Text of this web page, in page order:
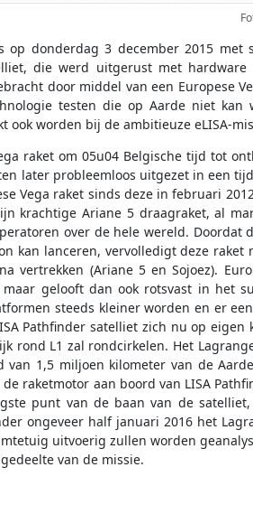
op donderdag 3 december 2015 met
die werd uitgerust met hardware
door middel van een Europese
testen die op Aarde niet kan
ook worden bij de ambitieuze eLISA-
raket om 05u04 Belgische tijd tot
later probleemloos uitgezet in een
Vega raket sinds deze in februari
krachtige Ariane 5 draagraket, al
over de hele wereld. Doordat
kan lanceren, vervolledigt deze raket
vertrekken (Ariane 5 en Sojoez).
gelooft dan ook rotsvast in het
steeds kleiner worden en er
Pathfinder satelliet zich nu op eigen
rond L1 zal rondcirkelen. Het
1,5 miljoen kilometer van de
raketmotor aan boord van LISA
punt van de baan van de
ongeveer half januari 2016 het
uitvoerig zullen worden
van de missie.